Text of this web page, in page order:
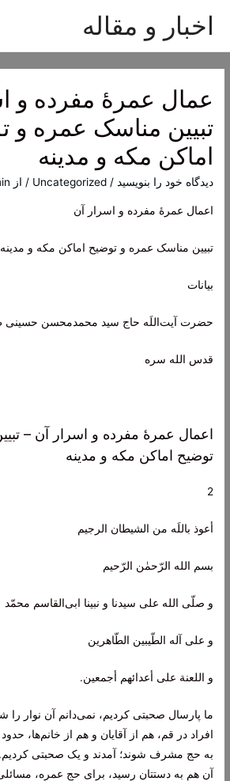
اخبار و مقاله
عمال عمرۀ مفرده و
تبیین مناسک عمره و
اماکن مکه و مدینه
دیدگاه‌ خود را بنویسید /
Uncategorized / از
اعمال عمرۀ مفرده و اسرار آن
تبیین مناسک عمره و توضیح اماکن مکه و مدینه
بیانات
حضرت آیت‌اللَه حاج سید محمدمحسن حسینی
قدس الله سره
اعمال عمرۀ مفرده و اسرار آن –
توضیح اماکن مکه و مدینه
2
أعوذ باللَه من الشیطان الرجیم
بسم الله الرّحمٰن الرّحیم
و صلّی الله علی سیدنا و نبینا ابی‌القاسم محمّد
و علی آله الطّیبین الطّاهرین
و اللعنة علی أعدائهم أجمعین.
ما پارسال صحبتی کردیم، نمی‌دانم آن نوار را
افراد در قم، هم از آقایان و هم از خانم‌ها،
به حج مشرف شوند؛ آمدند و یک صحبتی کردیم.
آن هم به دستتان رسید، برای حج عمره، مسائلی